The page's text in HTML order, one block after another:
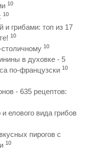
10
10
и грибами: топ из 17
10
10
в духовке - 5
по-французски 10
- 635 рецептов:
елового вида грибов
пирогов с
10